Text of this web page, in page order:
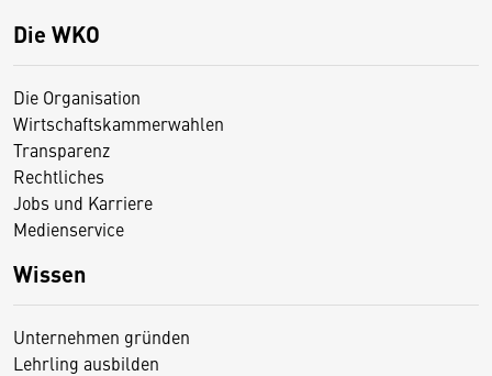
Die WKO
Die Organisation
Wirtschaftskammerwahlen
Transparenz
Rechtliches
Jobs und Karriere
Medienservice
Wissen
Unternehmen gründen
Lehrling ausbilden